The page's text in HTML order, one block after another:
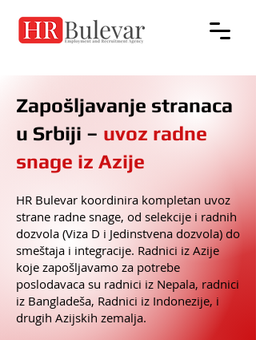
Zapošljavanje stranaca
u Srbiji – uvoz radne
snage iz Azije
HR Bulevar koordinira kompletan uvoz
strane radne snage, od selekcije i radnih
dozvola (Viza D i Jedinstvena dozvola) do
smeštaja i integracije. Radnici iz Azije
koje zapošljavamo za potrebe
poslodavaca su radnici iz Nepala, radnici
iz Bangladeša, Radnici iz Indonezije, i
drugih Azijskih zemalja.